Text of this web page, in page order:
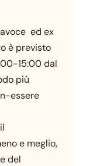
ed ex
è previsto
15:00 dal
più
essere
e meglio,
del